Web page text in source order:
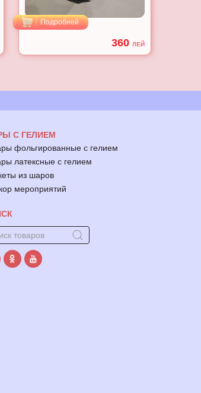
Подробней
360 ЛЕЙ
С ГЕЛИЕМ
фольгированные с гелием
латексные с гелием
из шаров
мероприятий